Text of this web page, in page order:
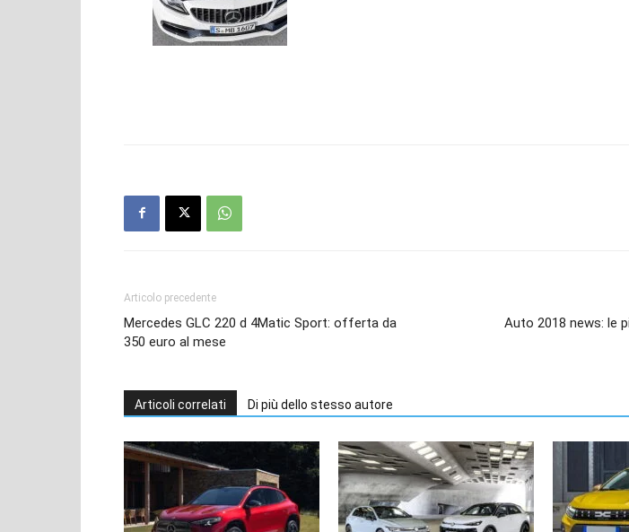
Articolo precedente
Mercedes GLC 220 d 4Matic Sport: offerta da
350 euro al mese
Auto 2018 news: le
Articoli correlati Di più dello stesso autore